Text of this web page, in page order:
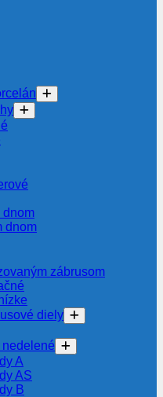
dnom
dnom
zábrusom
diely
nedelené
A
AS
B